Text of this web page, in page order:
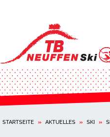
STARTSEITE » AKTUELLES » SKI »